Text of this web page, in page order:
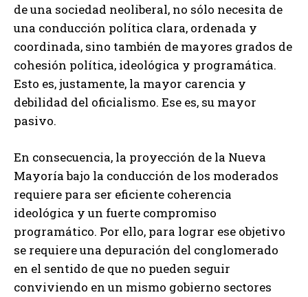
de una sociedad neoliberal, no sólo necesita de
una conducción política clara, ordenada y
coordinada, sino también de mayores grados de
cohesión política, ideológica y programática.
Esto es, justamente, la mayor carencia y
debilidad del oficialismo. Ese es, su mayor
pasivo.
En consecuencia, la proyección de la Nueva
Mayoría bajo la conducción de los moderados
requiere para ser eficiente coherencia
ideológica y un fuerte compromiso
programático. Por ello, para lograr ese objetivo
se requiere una depuración del conglomerado
en el sentido de que no pueden seguir
conviviendo en un mismo gobierno sectores